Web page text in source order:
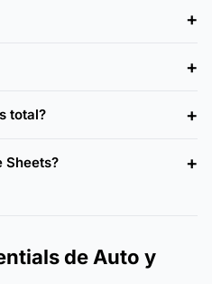
total?
Sheets?
de Auto y